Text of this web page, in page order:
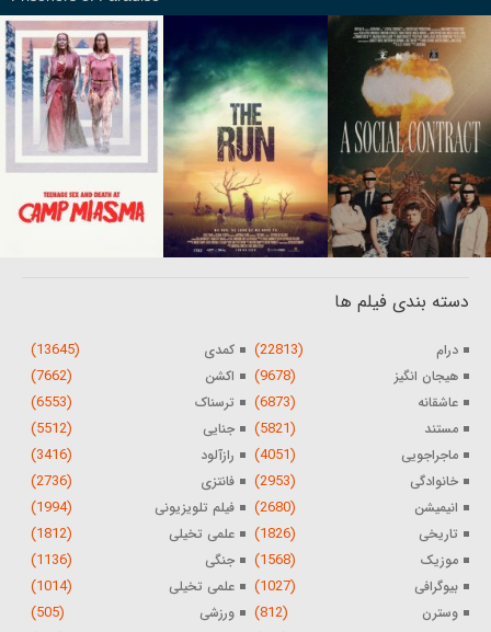
دسته بندی فیلم ها
درام (22813) کمدی (13645)
هیجان انگیز (9678) اکشن (7662)
عاشقانه (6873) ترسناک (6553)
مستند (5821) جنایی (5512)
ماجراجویی (4051) رازآلود (3416)
خانوادگی (2953) فانتزی (2736)
انیمیشن (2680) فیلم تلویزیونی (1994)
تاریخی (1826) علمی تخیلی (1812)
موزیک (1568) جنگی (1136)
بیوگرافی (1027) علمی تخیلی (1014)
وسترن (812) ورزشی (505)